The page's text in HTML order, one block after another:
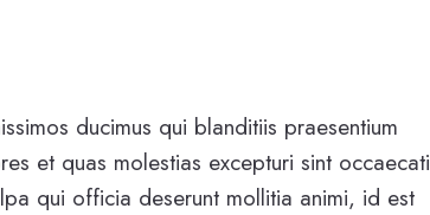
ducimus qui blanditiis praesentium
et quas molestias excepturi sint occaecati
qui officia deserunt mollitia animi, id est